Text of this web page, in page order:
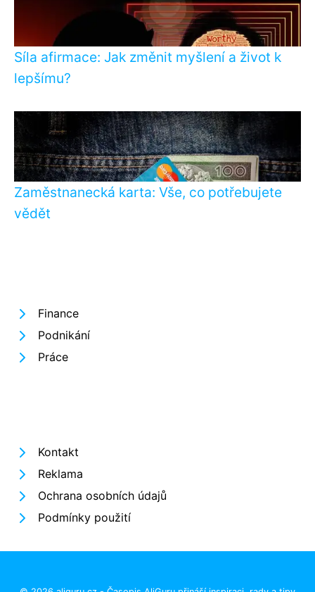
Síla afirmace: Jak změnit myšlení a život k
lepšímu?
Zaměstnanecká karta: Vše, co potřebujete
vědět
Finance
Podnikání
Práce
Kontakt
Reklama
Ochrana osobních údajů
Podmínky použití